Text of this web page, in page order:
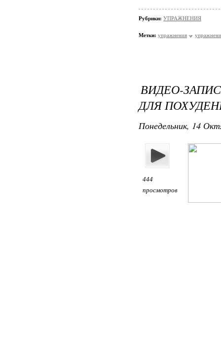
Рубрики: УПРАЖНЕНИЯ
Метки: упражнения
ВИДЕО-
ДЛЯ
Понедельник, 14
444
просмотров